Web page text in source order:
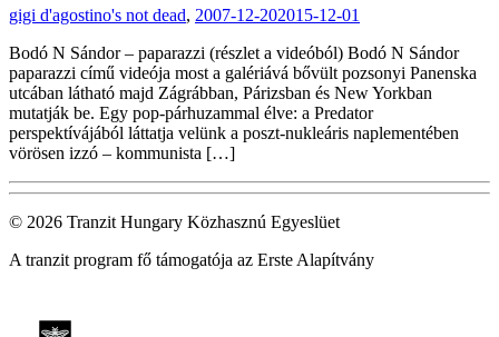
gigi d'agostino's not dead, 2007-12-202015-12-01
Bodó N Sándor – paparazzi (részlet a videóból) Bodó N Sándor
paparazzi című videója most a galériává bővült pozsonyi Panenska
utcában látható majd Zágrábban, Párizsban és New Yorkban
mutatják be. Egy pop-párhuzammal élve: a Predator
perspektívájából láttatja velünk a poszt-nukleáris naplementében
vörösen izzó – kommunista […]
© 2026 Tranzit Hungary Közhasznú Egyeslüet
A tranzit program fő támogatója az Erste Alapítvány